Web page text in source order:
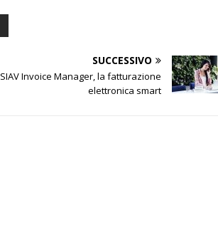
SUCCESSIVO
SIAV Invoice Manager, la fatturazione
elettronica smart